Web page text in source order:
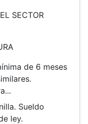
SECTOR
de 6 meses
Sueldo
ley.